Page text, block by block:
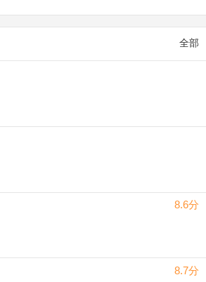
全部
8.6分
8.7分